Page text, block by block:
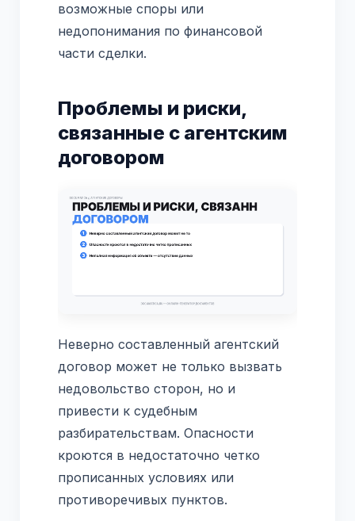
возможные споры или
недопонимания по финансовой
части сделки.
Проблемы и риски,
связанные с агентским
договором
Неверно составленный агентский
договор может не только вызвать
недовольство сторон, но и
привести к судебным
разбирательствам. Опасности
кроются в недостаточно четко
прописанных условиях или
противоречивых пунктов.